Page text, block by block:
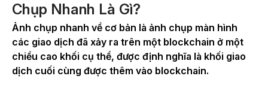
Chụp Nhanh Là Gì?
Ảnh chụp nhanh về cơ bản là ảnh chụp màn hình
các giao dịch đã xảy ra trên một blockchain ở một
chiều cao khối cụ thể, được định nghĩa là khối giao
dịch cuối cùng được thêm vào blockchain.